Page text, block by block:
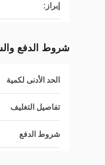
إبراز:
شروط الدفع
الحد الأدنى لكمية
تفاصيل التغليف
شروط الدفع